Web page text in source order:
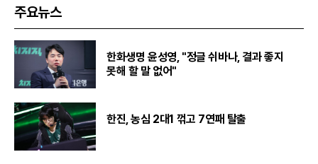
주요뉴스
한화생명 윤성영, "정글 쉬바나, 결과 좋지
못해 할 말 없어"
한진, 농심 2대1 꺾고 7연패 탈출